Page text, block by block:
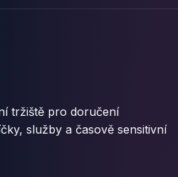
tržiště pro doručení
služby a časově sensitivní